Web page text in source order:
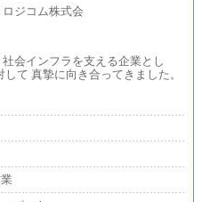
会インフラを支える企業とし
て 真摯に向き合ってきました。